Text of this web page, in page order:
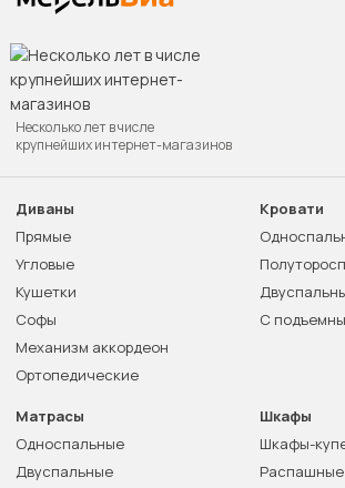
Несколько лет в числе
крупнейших интернет-магазинов
Диваны
Прямые
Угловые
Кушетки
Софы
Механизм аккордеон
Ортопедические
Кровати
С
Матрасы
Односпальные
Двуспальные
Шкафы
Шкафы-